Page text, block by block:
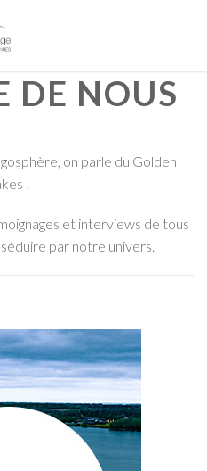
DE NOUS
on parle du Golden
!
et interviews de tous
par notre univers.